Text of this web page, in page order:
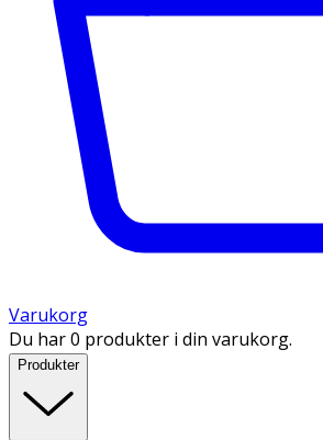
Varukorg
Du har 0 produkter i din varukorg.
Produkter